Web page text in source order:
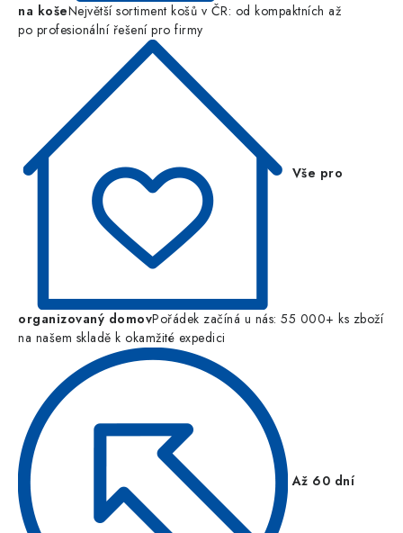
na košeNejvětší sortiment košů v ČR: od kompaktních až
po profesionální řešení pro firmy
Vše pro
organizovaný domovPořádek začíná u nás: 55 000+ ks zboží
na našem skladě k okamžité expedici
Až 60 dní